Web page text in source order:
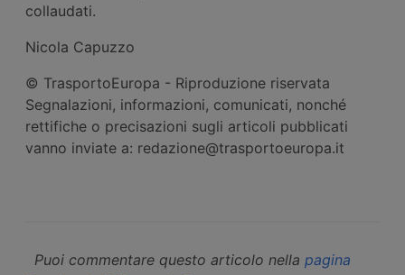
collaudati.
Nicola Capuzzo
© TrasportoEuropa - Riproduzione riservata
Segnalazioni, informazioni, comunicati, nonché
rettifiche o precisazioni sugli articoli pubblicati
vanno inviate a: redazione@trasportoeuropa.it
Puoi commentare questo articolo nella pagina